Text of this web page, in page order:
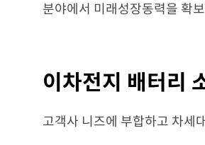
분야에서 미래성장동력을 확
이차전지 배터리
고객사 니즈에 부합하고 차세